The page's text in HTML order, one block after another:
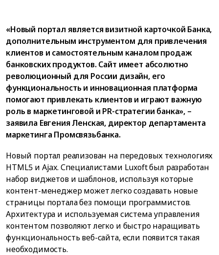
«Новый портал является визитной карточкой Банка,
дополнительным инструментом для привлечения
клиентов и самостоятельным каналом продаж
банковских продуктов. Сайт имеет абсолютно
революционный для России дизайн, его
функциональность и инновационная платформа
помогают привлекать клиентов и играют важную
роль в маркетинговой и PR-стратегии банка», –
заявила Евгения Ленская, директор департамента
маркетинга Промсвязьбанка.
Новый портал реализован на передовых технологиях
HTML5 и Ajax. Специалистами Luxoft был разработан
набор виджетов и шаблонов, используя которые
контент-менеджер может легко создавать новые
страницы портала без помощи программистов.
Архитектура и используемая система управления
контентом позволяют легко и быстро наращивать
функциональность веб-сайта, если появится такая
необходимость.